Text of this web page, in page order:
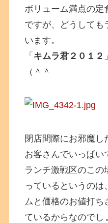
ボリューム満点の定
ですが、どうしても
います。
「 キムラ君２０１２
（＾＾
閉店間際にお邪魔し
お客さんでいっぱい
ランチ激戦区のこの
っているというのは
ムと価格のお値打ち
ているからなのでし